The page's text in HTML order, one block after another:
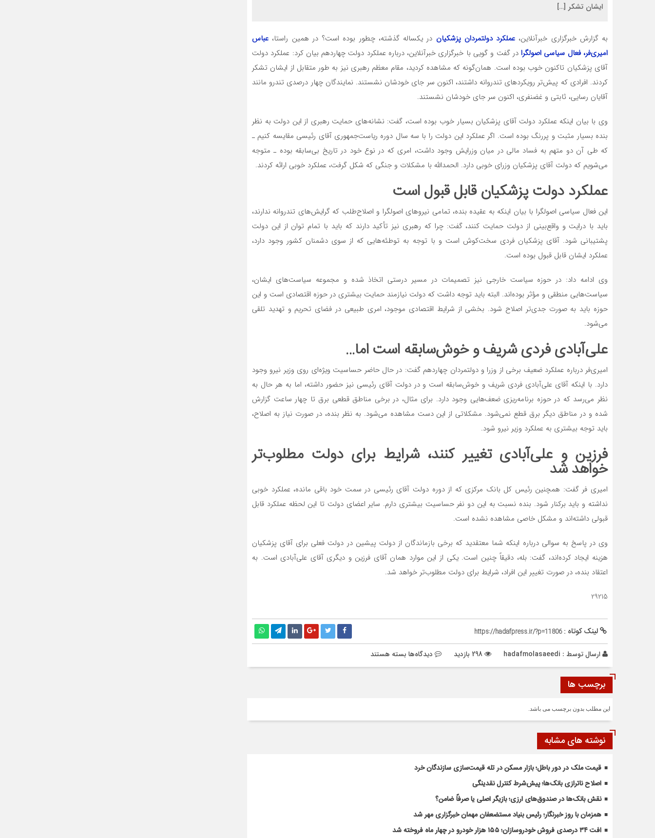
ایشان تشکر […]
به گزارش خبرگزاری خبرآنلاین، عملکرد دولتمردان پزشکیان در یکساله گذشته، چطور بوده است؟ در همین راستا، عباس
امیری‌فر، فعال سیاسی اصولگرادر گفت و گویی با خبرگزاری خبرآنلاین، درباره عملکرد دولت چهاردهم بیان کرد: عملکرد دولت
آقای پزشکیان تاکنون خوب بوده است. همان‌گونه که مشاهده کردید، مقام معظم رهبری نیز به طور متقابل از ایشان تشکر
کردند. افرادی که پیش‌تر رویکردهای تندروانه داشتند، اکنون سر جای خودشان نشستند. نمایندگان چهار درصدی تندرو مانند
آقایان رسایی، ثابتی و غضنفری، اکنون سر جای خودشان نشستند.
وی با بیان اینکه عملکرد دولت آقای پزشکیان بسیار خوب بوده است، گفت: نشانه‌های حمایت رهبری از این دولت به نظر
بنده بسیار مثبت و پررنگ بوده است. اگر عملکرد این دولت را با سه سال دوره ریاست‌جمهوری آقای رئیسی مقایسه کنیم ـ
که طی آن دو متهم به فساد مالی در میان وزرایش وجود داشت، امری که در نوع خود در تاریخ بی‌سابقه بوده ـ متوجه
می‌شویم که دولت آقای پزشکیان وزرای خوبی دارد. الحمدالله با مشکلات و جنگی که شکل گرفت، عملکرد خوبی ارائه کردند.
عملکرد دولت پزشکیان قابل قبول است
این فعال سیاسی ‌اصولگرا با بیان اینکه به عقیده بنده، تمامی نیروهای اصولگرا و اصلاح‌طلب که گرایش‌های تندروانه ندارند،
باید با درایت و واقع‌بینی از دولت حمایت کنند، گفت: چرا که رهبری نیز تأکید دارند که باید با تمام توان از این دولت
پشتیبانی شود. آقای پزشکیان فردی سخت‌کوش است و با توجه به توطئه‌هایی که از سوی دشمنان کشور وجود دارد،
عملکرد ایشان قابل قبول بوده است.
وی ادامه داد: در حوزه سیاست خارجی نیز تصمیمات در مسیر درستی اتخاذ شده و مجموعه سیاست‌های ایشان،
سیاست‌هایی منطقی و مؤثر بوده‌اند. البته باید توجه داشت که دولت نیازمند حمایت بیشتری در حوزه اقتصادی است و این
حوزه باید به صورت جدی‌تر اصلاح شود. بخشی از شرایط اقتصادی موجود، امری طبیعی در فضای تحریم و تهدید تلقی
می‌شود.
علی‌آبادی فردی شریف و خوش‌سابقه است اما…
امیری‌فر درباره عملکرد ضعیف برخی از وزرا و دولتمردان چهاردهم گفت: در حال حاضر حساسیت ویژه‌ای روی وزیر نیرو وجود
دارد. با اینکه آقای علی‌آبادی فردی شریف و خوش‌سابقه است و در دولت آقای رئیسی نیز حضور داشته‌، اما به هر حال به
نظر می‌رسد که در حوزه برنامه‌ریزی ضعف‌هایی وجود دارد. برای مثال، در برخی مناطق قطعی برق تا چهار ساعت گزارش
شده و در مناطق دیگر برق قطع نمی‌شود. مشکلاتی از این دست مشاهده می‌شود. به نظر بنده، در صورت نیاز به اصلاح،
باید توجه بیشتری به عملکرد وزیر نیرو شود.
فرزین و علی‌آبادی تغییر کنند، شرایط برای دولت مطلوب‌تر
خواهد شد
امیری فر گفت: همچنین رئیس کل بانک مرکزی که از دوره دولت آقای رئیسی در سمت خود باقی مانده، عملکرد خوبی
نداشته و باید برکنار شود. بنده نسبت به این دو نفر حساسیت بیشتری دارم. سایر اعضای دولت تا این لحظه عملکرد قابل
قبولی داشته‌اند و مشکل خاصی مشاهده نشده است.
وی در پاسخ به سوالی درباره اینکه شما معتقدید که برخی بازماندگان از دولت پیشین در دولت فعلی برای آقای پزشکیان
هزینه ایجاد کرده‌اند، گفت: بله، دقیقاً چنین است. یکی از این موارد همان آقای فرزین و دیگری آقای علی‌آبادی است. به
اعتقاد بنده، در صورت تغییر این افراد، شرایط برای دولت مطلوب‌تر خواهد شد.
29215
لینک کوتاه :https://hadafpress.ir/?p=11806
ارسال توسط : hadafmolasaeedi دیدگاه‌ها برای
کنایه
فسادهای
صورت
بسته هستند
برچسب ها
این مطلب بدون برچسب می باشد.
نوشته های مشابه
قیمت ملک در دور باطل؛ بازار مسکن در تله قیمت‌سازی سازندگان خرد
اصلاح ناترازی بانک‌ها؛ پیش‌شرط کنترل نقدینگی
نقش بانک‌ها در صندوق‌های ارزی؛ بازیگر اصلی یا صرفاً ضامن؟
همزمان با روز خبرنگار؛ رئیس بنیاد مستضعفان مهمان خبرگزاری مهر شد
افت ۳۴ درصدی فروش خودروسازان؛ ۱۵۵ هزار خودرو در چهار ماه فروخته شد